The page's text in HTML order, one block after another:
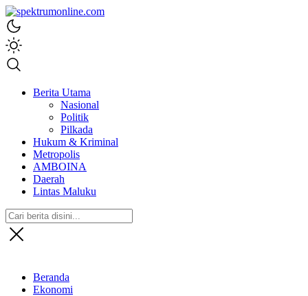
spektrumonline.com
Berita Utama
Nasional
Politik
Pilkada
Hukum & Kriminal
Metropolis
AMBOINA
Daerah
Lintas Maluku
Beranda
Ekonomi